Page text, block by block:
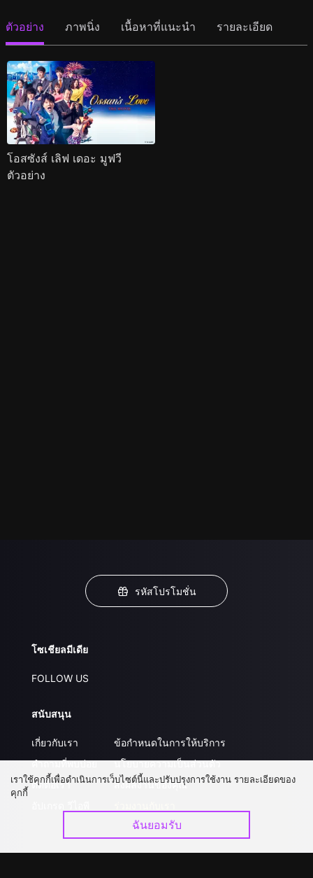
ตัวอย่าง ภาพนิ่ง เนื้อหาที่แนะนำ รายละเอียด
โอสซังส์ เลิฟ เดอะ มูฟวี
ตัวอย่าง
รหัสโปรโมชั่น
โซเชียลมีเดีย
FOLLOW US
สนับสนุน
เกี่ยวกับเรา
คำถามที่พบบ่อย
ติดต่อเรา
ข้อกำหนดในการให้บริการ
นโยบายความเป็นส่วนตัว
ส่งผลงานของคุณ
เราใช้คุกกี้เพื่อดำเนินการเว็บไซต์นี้และปรับปรุงการใช้งาน รายละเอียดของ
คุกกี้
ฉันยอมรับ